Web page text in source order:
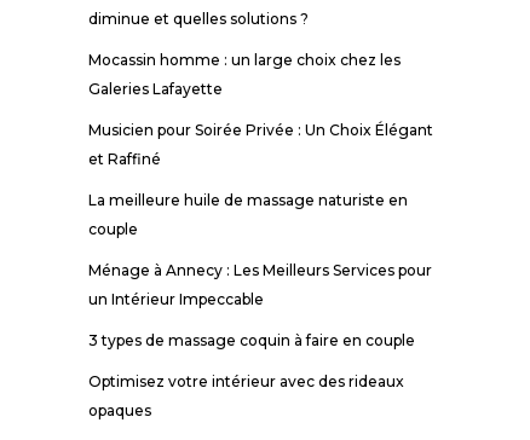
diminue et quelles solutions ?
Mocassin homme : un large choix chez les
Galeries Lafayette
Musicien pour Soirée Privée : Un Choix Élégant
et Raffiné
La meilleure huile de massage naturiste en
couple
Ménage à Annecy : Les Meilleurs Services pour
un Intérieur Impeccable
3 types de massage coquin à faire en couple
Optimisez votre intérieur avec des rideaux
opaques